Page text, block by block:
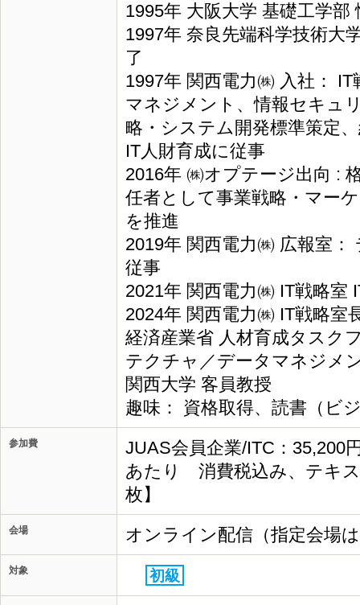
1995年 大阪大学 基礎工学部
1997年 奈良先端科学技術大
了
1997年 関西電力㈱ 入社：
マネジメント、情報セキュ
略・システム開発標準策定
IT人財育成に従事
2016年 ㈱オプテージ出向 :
任者として事業戦略・マー
を推進
2019年 関西電力㈱ 広報室
従事
2021年 関西電力㈱ IT戦略室
2024年 関西電力㈱ IT戦略室
経済産業省 人材育成タスク
テクチャ／データマネジメ
関西大学 客員教授
趣味： 資格取得、読書（ビ
参加費
JUAS会員企業/ITC：35,200
あたり 消費税込み、テキ
枚】
会場 オンライン配信（指定会場
対象 初級